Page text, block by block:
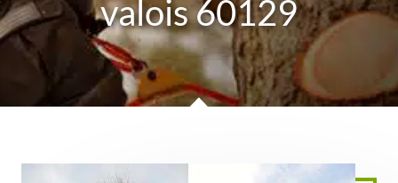
valois 60129